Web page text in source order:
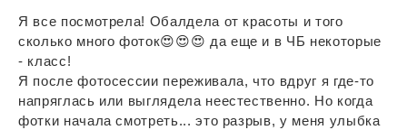
Я все посмотрела! Обалдела от красоты и того
сколько много фоток😍😍😍 да еще и в ЧБ некоторые
- класс!
Я после фотосессии переживала, что вдруг я где-то
напряглась или выглядела неестественно. Но когда
фотки начала смотреть... это разрыв, у меня улыбка